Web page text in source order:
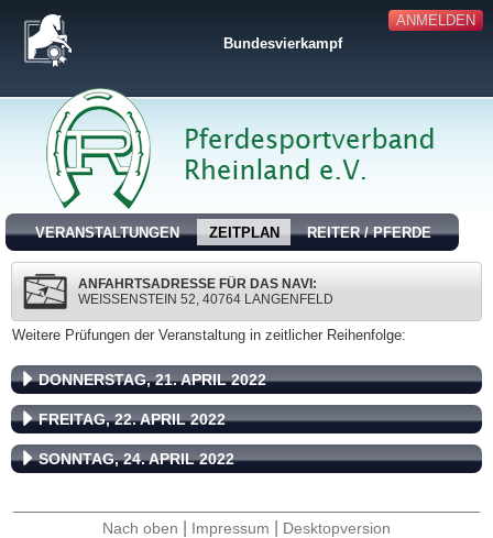
ANMELDEN
Bundesvierkampf
VERANSTALTUNGEN ZEITPLAN REITER / PFERDE
ANFAHRTSADRESSE FÜR DAS NAVI:
WEISSENSTEIN 52, 40764 LANGENFELD
Weitere Prüfungen der Veranstaltung in zeitlicher Reihenfolge:
DONNERSTAG, 21. APRIL 2022
FREITAG, 22. APRIL 2022
SONNTAG, 24. APRIL 2022
Nach oben Impressum Desktopversion